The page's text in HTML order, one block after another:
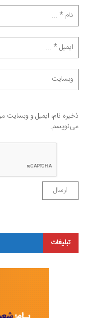
ذخیره نام، ایمیل و وبسایت
می‌نویسم.
تبلیغات